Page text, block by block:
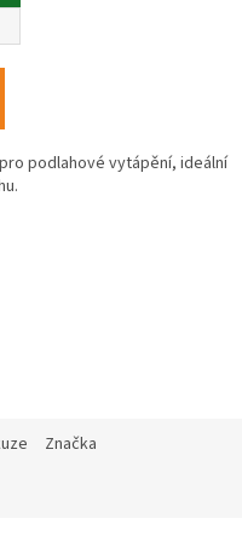
pro podlahové vytápění, ideální
Značka